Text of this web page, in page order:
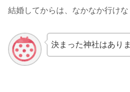
結婚してからは、なかなか行けな
決まった神社はあり